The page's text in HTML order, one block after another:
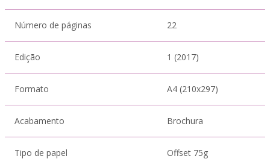
Número de páginas 22
Edição 1 (2017)
Formato A4 (210x297)
Acabamento Brochura
Tipo de papel Offset 75g